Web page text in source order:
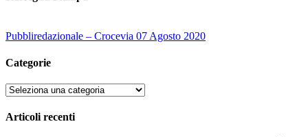
Pubbliredazionale – Crocevia 07 Agosto 2020
Categorie
Categorie
Articoli recenti